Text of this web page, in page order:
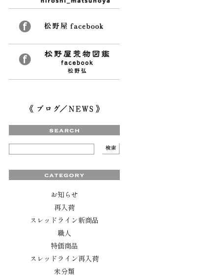
お知らせ
再入荷
スレッドライン新商品
職人
特価商品
スレッドライン再入荷
未分類